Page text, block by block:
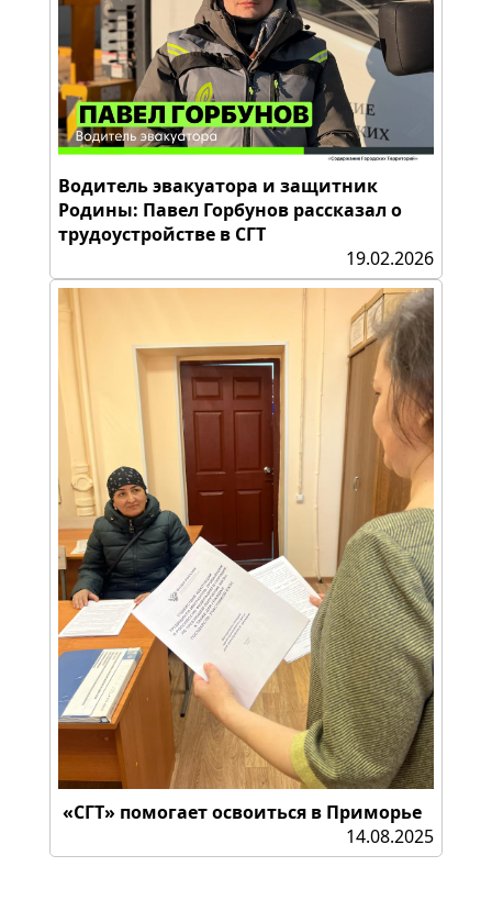
Водитель эвакуатора и защитник
Родины: Павел Горбунов рассказал о
трудоустройстве в СГТ
19.02.2026
«СГТ» помогает освоиться в Приморье
14.08.2025